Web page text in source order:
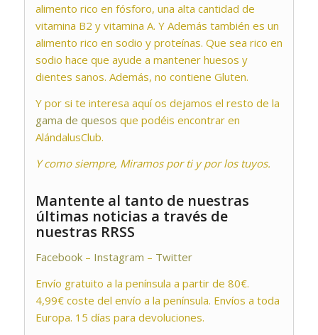
alimento rico en fósforo, una alta cantidad de
vitamina B2 y vitamina A. Y Además también es un
alimento rico en sodio y proteínas. Que sea rico en
sodio hace que ayude a mantener huesos y
dientes sanos. Además, no contiene Gluten.
Y por si te interesa aquí os dejamos el resto de la
gama de quesos que podéis encontrar en
AlándalusClub.
Y como siempre, Miramos por ti y por los tuyos.
Mantente al tanto de nuestras
últimas noticias a través de
nuestras RRSS
Facebook– Instagram – Twitter
Envío gratuito a la península a partir de 80€.
4,99€ coste del envío a la península. Envíos a toda
Europa. 15 días para devoluciones.